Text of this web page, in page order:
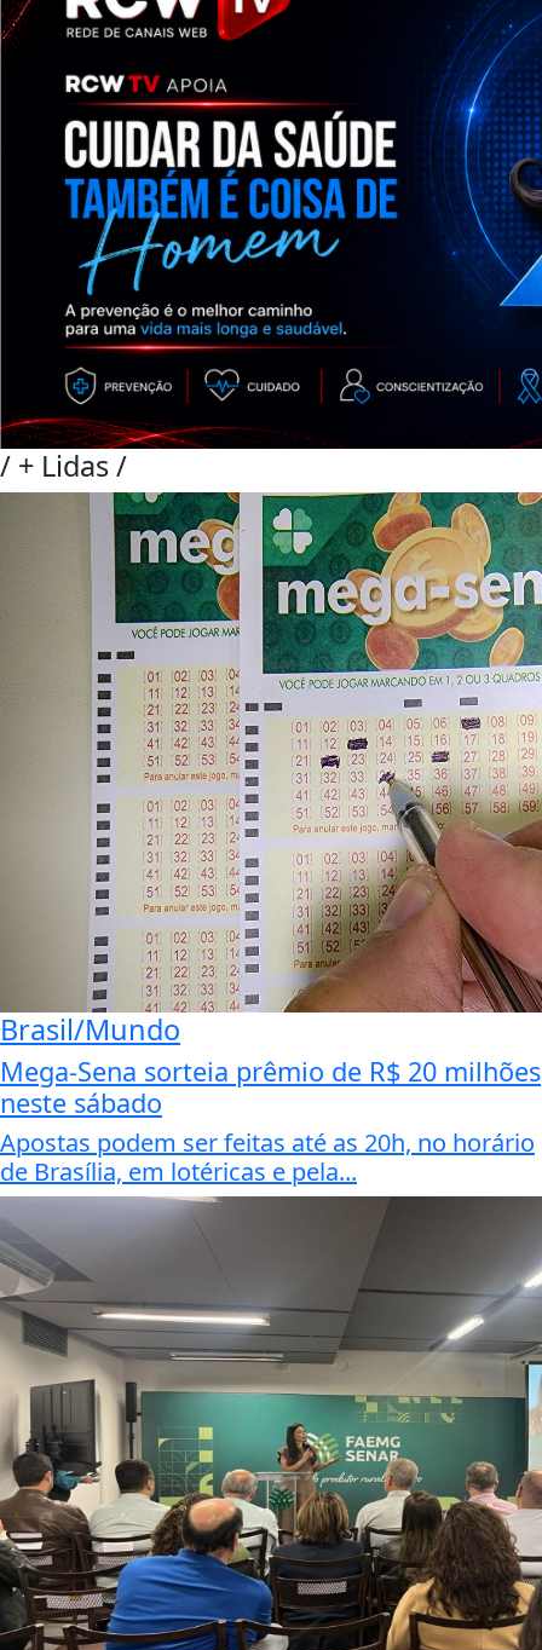
/ + Lidas/
Brasil/Mundo
Mega-Sena sorteia prêmio de R$ 20 milhões
neste sábado
Apostas podem ser feitas até as 20h, no horário
de Brasília, em lotéricas e pela...